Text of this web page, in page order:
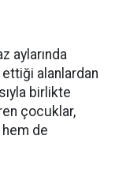
aylarında
alanlardan
birlikte
çocuklar,
de